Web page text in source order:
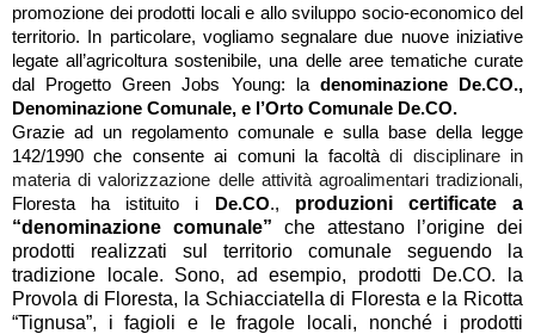
promozione dei prodotti locali e allo sviluppo socio-economico del
territorio. In particolare, vogliamo segnalare due nuove iniziative
legate all’agricoltura sostenibile, una delle aree tematiche curate
dal Progetto Green Jobs Young: la denominazione De.CO.,
Denominazione Comunale, e l’Orto Comunale De.CO.
Grazie ad un regolamento comunale e sulla base della legge
142/1990 che consente ai comuni la facoltàdi disciplinare in
materia di valorizzazione delle attività agroalimentari tradizionali,
Floresta ha istituito i
De.CO., produzioni certificate a
“denominazione comunale” che attestano l’origine dei
prodotti realizzati sul territorio comunale seguendo la
tradizione locale. Sono, ad esempio, prodotti De.CO. la
Provola di Floresta, la Schiacciatella di Floresta e la Ricotta
“Tignusa”, i fagioli e le fragole locali, nonché i prodotti